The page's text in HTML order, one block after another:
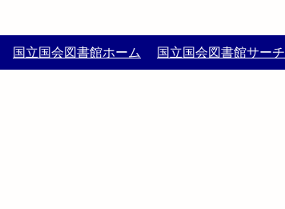
国立国会図書館ホーム 国立国会図書館サーチ